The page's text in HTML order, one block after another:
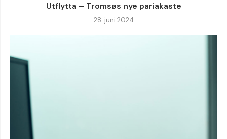
Utflytta – Tromsøs nye pariakaste
28. juni 2024